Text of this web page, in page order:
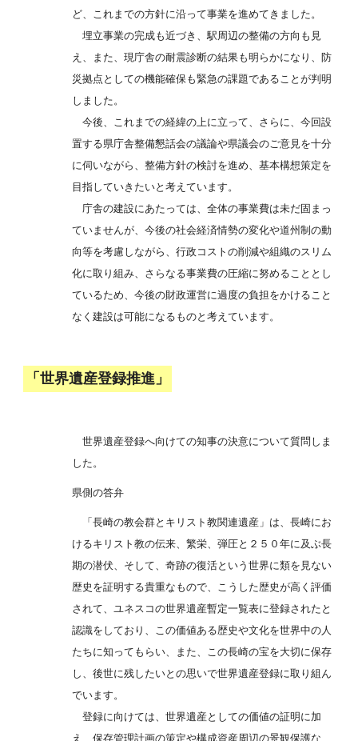
ど、これまでの方針に沿って事業を進めてきました。
埋立事業の完成も近づき、駅周辺の整備の方向も見
え、また、現庁舎の耐震診断の結果も明らかになり、防
災拠点としての機能確保も緊急の課題であることが判明
しました。
今後、これまでの経緯の上に立って、さらに、今回設
置する県庁舎整備懇話会の議論や県議会のご意見を十分
に伺いながら、整備方針の検討を進め、基本構想策定を
目指していきたいと考えています。
庁舎の建設にあたっては、全体の事業費は未だ固まっ
ていませんが、今後の社会経済情勢の変化や道州制の動
向等を考慮しながら、行政コストの削減や組織のスリム
化に取り組み、さらなる事業費の圧縮に努めることとし
ているため、今後の財政運営に過度の負担をかけること
なく建設は可能になるものと考えています。
「世界遺産登録推進」
世界遺産登録へ向けての知事の決意について質問しま
した。
県側の答弁
「長崎の教会群とキリスト教関連遺産」は、長崎にお
けるキリスト教の伝来、繁栄、弾圧と２５０年に及ぶ長
期の潜伏、そして、奇跡の復活という世界に類を見ない
歴史を証明する貴重なもので、こうした歴史が高く評価
されて、ユネスコの世界遺産暫定一覧表に登録されたと
認識をしており、この価値ある歴史や文化を世界中の人
たちに知ってもらい、また、この長崎の宝を大切に保存
し、後世に残したいとの思いで世界遺産登録に取り組ん
でいます。
登録に向けては、世界遺産としての価値の証明に加
え、保存管理計画の策定や構成資産周辺の景観保護な